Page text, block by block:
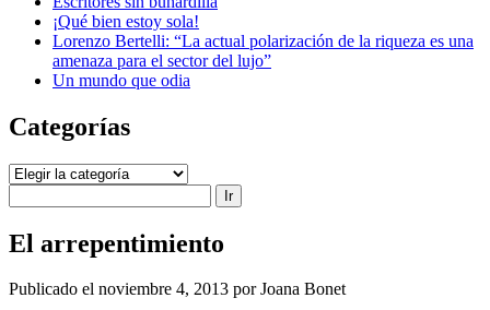
¡Qué bien estoy sola!
Lorenzo Bertelli: “La actual polarización de la riqueza es una
amenaza para el sector del lujo”
Un mundo que odia
Categorías
Categorías
El arrepentimiento
Publicado el noviembre 4, 2013 por Joana Bonet